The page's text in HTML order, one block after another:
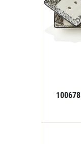
100678